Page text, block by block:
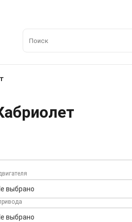
выбрано
выбрано